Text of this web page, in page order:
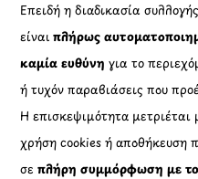
Επειδή η διαδικασία
είναιπλήρως
καμία ευθύνη για το
ή τυχόν παραβιάσεις που
Η επισκεψιμότητα
χρήση cookies ή αποθήκευση
σεπλήρη συμμόρφωση με